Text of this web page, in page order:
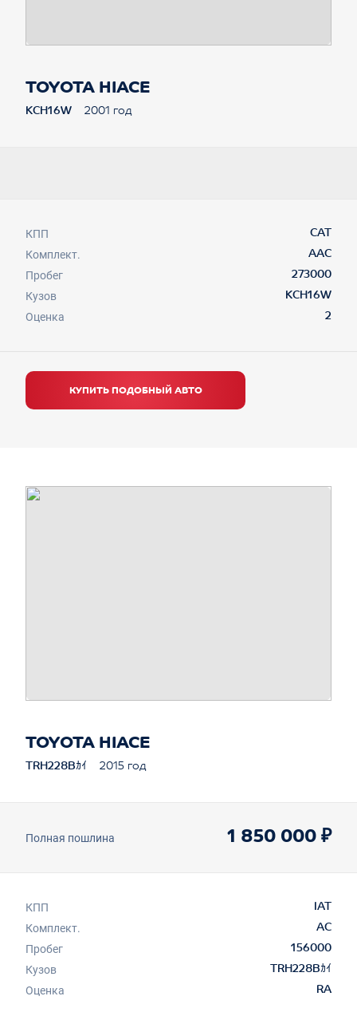
TOYOTA HIACE
KCH16W 2001 год
КПП CAT
Комплект. AAC
Пробег 273000
Кузов KCH16W
Оценка 2
КУПИТЬ ПОДОБНЫЙ АВТО
TOYOTA HIACE
TRH228Bｶｲ 2015 год
Полная пошлина 1 850 000 ₽
КПП IAT
Комплект. AC
Пробег 156000
Кузов TRH228Bｶｲ
Оценка RA